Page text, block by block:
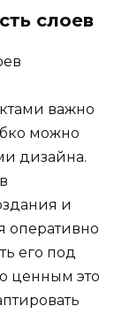
слоев
важно
можно
дизайна.
и
оперативно
его под
ценным это